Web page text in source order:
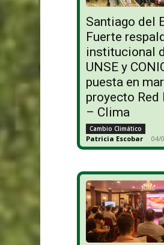
Santiago del
Fuerte
institucional
UNSE y
puesta en
proyecto Red
– Clima
Cambio Climático
Patricia Escobar - 04/